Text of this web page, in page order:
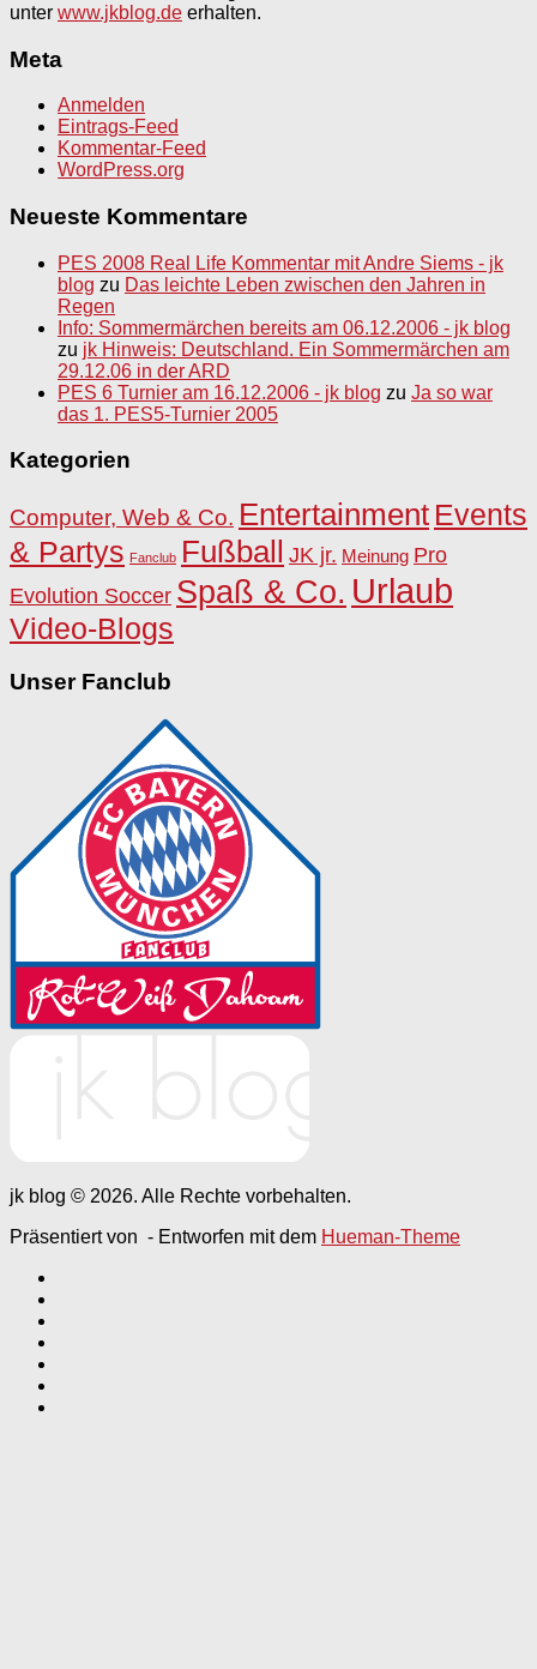
unter www.jkblog.de erhalten.
Meta
Anmelden
Eintrags-Feed
Kommentar-Feed
WordPress.org
Neueste Kommentare
PES 2008 Real Life Kommentar mit Andre Siems - jk
blog zu Das leichte Leben zwischen den Jahren in
Regen
Info: Sommermärchen bereits am 06.12.2006 - jk blog
zu jk Hinweis: Deutschland. Ein Sommermärchen am
29.12.06 in der ARD
PES 6 Turnier am 16.12.2006 - jk blog zu Ja so war
das 1. PES5-Turnier 2005
Kategorien
Computer, Web & Co. Entertainment Events
& Partys Fanclub Fußball JK jr. Meinung Pro
Evolution Soccer Spaß & Co. Urlaub
Video-Blogs
Unser Fanclub
jk blog © 2026. Alle Rechte vorbehalten.
Präsentiert von - Entworfen mit dem Hueman-Theme